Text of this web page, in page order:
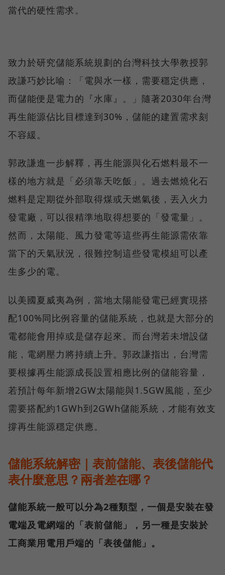
當代的硬性需求。
致力於研究儲能系統規劃的台灣科技大學教授郭
政謙巧妙比喻：「電與水一樣，需要穩定供應，
而儲能便是電力的『水庫』。」隨著2030年台灣
再生能源佔比目標達到30%，儲能的建置需求刻
不容緩。
郭政謙進一步解釋，再生能源與化石燃料最不一
樣的地方就是「必須靠天吃飯」。過去燃燒化石
燃料是定期從外部取得煤或天燃氣後，丟入火力
發電廠，可以很精準地取得想要的「發電量」。
然而，太陽能、風力發電等這些再生能源需依靠
當下的天氣狀況，很難控制這些發電模組可以產
生多少的電。
以美國夏威夷為例，當地太陽能發電已經實現搭
配100%同比例容量的儲能系統，也就是大部分的
電都能會用掉或是儲存起來。而台灣若未增設儲
能，電網壓力將持續上升。郭政謙指出，台灣需
要根據再生能源成長設置相應比例的儲能容量，
若預計每年新增2GW太陽能與1.5GW風能，至少
需要搭配約1GWh到2GWh儲能系統，才能有效支
撐再生能源穩定供應。
儲能系統解密｜表前儲能、表後儲能代
表什麼意思？兩者差在哪？
儲能系統一般可以分為2種類型，一個是安裝在發
電端及電網端的「表前儲能」，另一種是安裝於
工商業用電用戶端的「表後儲能」。